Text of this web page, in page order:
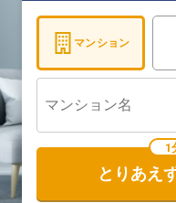
マンション
1
とりあえ